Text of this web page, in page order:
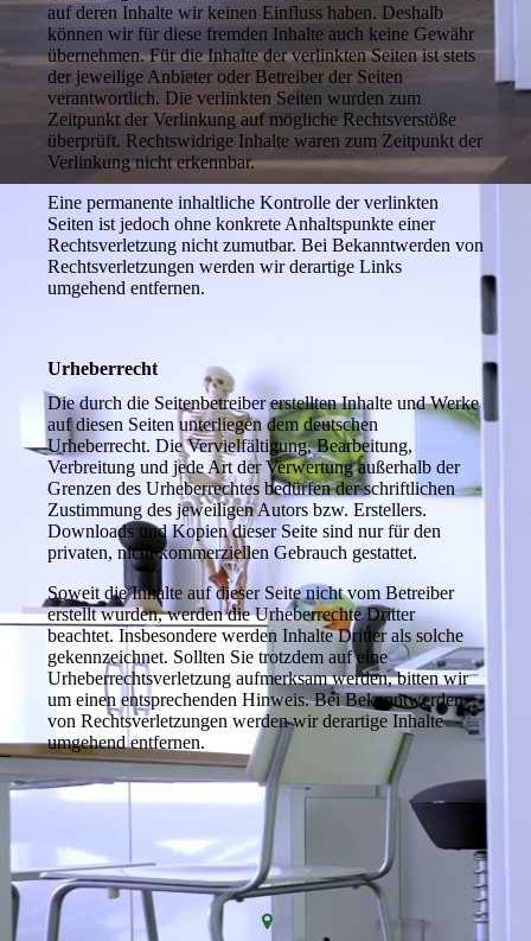
auf deren Inhalte wir keinen Einfluss haben. Deshalb
können wir für diese fremden Inhalte auch keine Gewähr
übernehmen. Für die Inhalte der verlinkten Seiten ist stets
der jeweilige Anbieter oder Betreiber der Seiten
verantwortlich. Die verlinkten Seiten wurden zum
Zeitpunkt der Verlinkung auf mögliche Rechtsverstöße
überprüft. Rechtswidrige Inhalte waren zum Zeitpunkt der
Verlinkung nicht erkennbar.
Eine permanente inhaltliche Kontrolle der verlinkten
Seiten ist jedoch ohne konkrete Anhaltspunkte einer
Rechtsverletzung nicht zumutbar. Bei Bekanntwerden von
Rechtsverletzungen werden wir derartige Links
umgehend entfernen.
Urheberrecht
Die durch die Seitenbetreiber erstellten Inhalte und Werke
auf diesen Seiten unterliegen dem deutschen
Urheberrecht. Die Vervielfältigung, Bearbeitung,
Verbreitung und jede Art der Verwertung außerhalb der
Grenzen des Urheberrechtes bedürfen der schriftlichen
Zustimmung des jeweiligen Autors bzw. Erstellers.
Downloads und Kopien dieser Seite sind nur für den
privaten, nicht kommerziellen Gebrauch gestattet.
Soweit die Inhalte auf dieser Seite nicht vom Betreiber
erstellt wurden, werden die Urheberrechte Dritter
beachtet. Insbesondere werden Inhalte Dritter als solche
gekennzeichnet. Sollten Sie trotzdem auf eine
Urheberrechtsverletzung aufmerksam werden, bitten wir
um einen entsprechenden Hinweis. Bei Bekanntwerden
von Rechtsverletzungen werden wir derartige Inhalte
umgehend entfernen.